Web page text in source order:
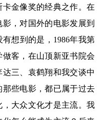
金像奖的经典之作。在
，对国外的电影发展到
想到的是，1986年我第
客，在山顶新亚书院会
三、袁鹤翔和我交谈中
些电影，都已属于过去
大众文化才是主流。我